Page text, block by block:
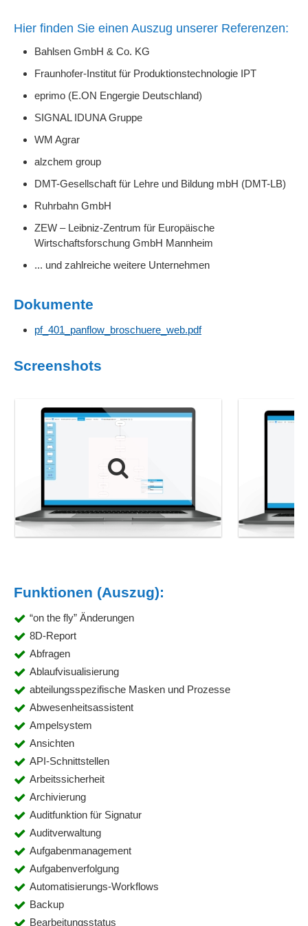
Hier finden Sie einen Auszug unserer Referenzen:
Bahlsen GmbH & Co. KG
Fraunhofer-Institut für Produktionstechnologie IPT
eprimo (E.ON Engergie Deutschland)
SIGNAL IDUNA Gruppe
WM Agrar
alzchem group
DMT-Gesellschaft für Lehre und Bildung mbH (DMT-LB)
Ruhrbahn GmbH
ZEW – Leibniz-Zentrum für Europäische
Wirtschaftsforschung GmbH Mannheim
... und zahlreiche weitere Unternehmen
Dokumente
pf_401_panflow_broschuere_web.pdf
Screenshots
Funktionen (Auszug):
“on the fly” Änderungen
8D-Report
Abfragen
Ablaufvisualisierung
abteilungsspezifische Masken und Prozesse
Abwesenheitsassistent
Ampelsystem
Ansichten
API-Schnittstellen
Arbeitssicherheit
Archivierung
Auditfunktion für Signatur
Auditverwaltung
Aufgabenmanagement
Aufgabenverfolgung
Automatisierungs-Workflows
Backup
Bearbeitungsstatus